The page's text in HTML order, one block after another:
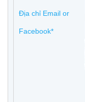
Địa chỉ Email or
Facebook*